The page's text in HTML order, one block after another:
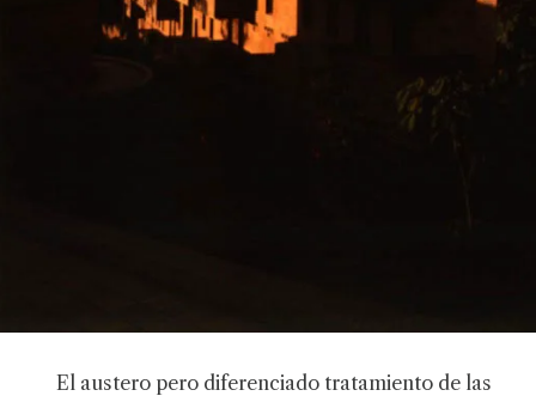
El austero pero diferenciado tratamiento de las